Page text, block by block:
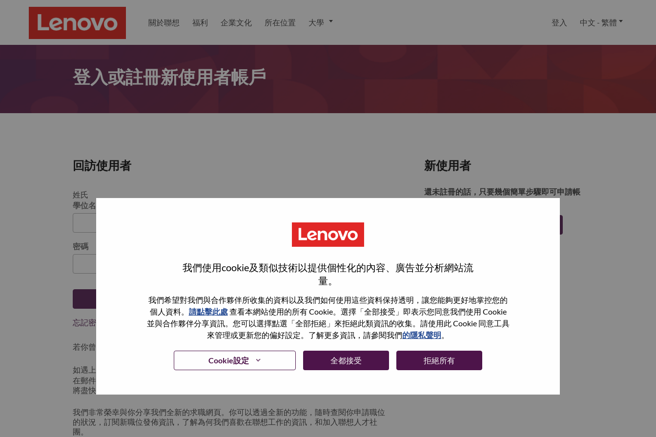
我們使用cookie及類似技術以提供個性化的內容、廣告並分析網站流
量。
我們希望對我們與合作夥伴所收集的資料以及我們如何使用這些資料保持透明，讓您能夠更好地掌控您的
個人資料。 請點擊此處查看本網站使用的所有 Cookie。選擇「全部接受」即表示您同意我們使用 Cookie
並與合作夥伴分享資訊。您可以選擇點選「全部拒絕」來拒絕此類資訊的收集。請使用此 Cookie 同意工具
來管理或更新您的偏好設定。了解更多資訊，請參閱我們的隱私聲明。
Cookie設定 全都接受 拒絕所有
關於聯想 福利 企業文化 所在位置 大學 登入 中文 - 繁體
登入或註冊新使用者帳戶
回訪使用者
姓氏
學位名稱
密碼
登入
忘記密碼了？
若你曾使用你的電子郵件申請我們的職位，你可以選擇”忘記密碼”重新設定你的登入資料
如遇上登入問題，或無法建立帳號。請連絡我們的人力資源部門hrsupport@lenovo.com請
在郵件的主題寫上 “Application login issue” 及在郵件中例明你遇到的問題和附上截圖。我們
將盡快與你聯絡。
我們非常榮幸與你分享我們全新的求職網頁。你可以透過全新的功能，隨時查閱你申請職位
的狀況，訂閱新職位發佈資訊，了解為何我們喜歡在聯想工作的資訊，和加入聯想人才社
團。
新使用者
還未註冊的話，只要幾個簡單步驟即可申請帳